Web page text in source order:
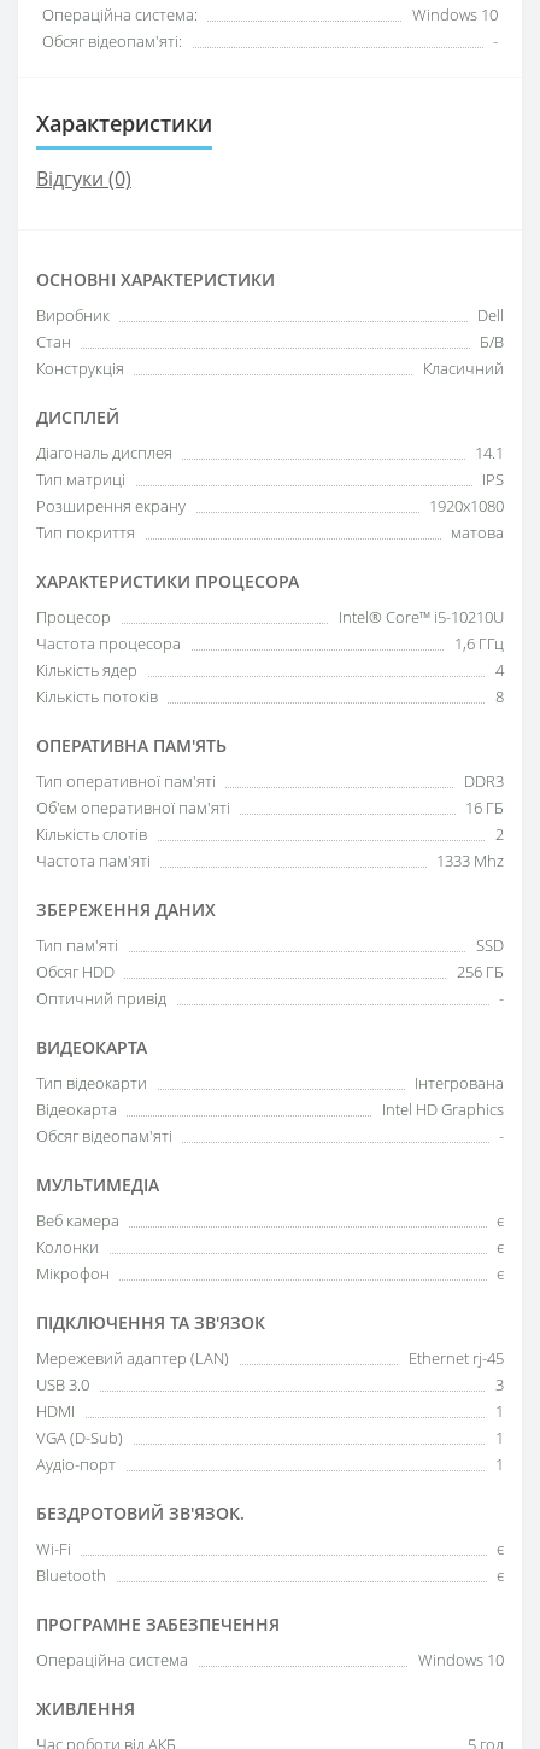
Операційна система:
Windows 10
Обсяг відеопам'яті:
-
Характеристики
Відгуки (0)
ОСНОВНІ ХАРАКТЕРИСТИКИ
Виробник
Dell
Стан
Б/В
Конструкція
Класичний
ДИСПЛЕЙ
Діагональ дисплея
14.1
Тип матриці
IPS
Розширення екрану
1920x1080
Тип покриття
матова
ХАРАКТЕРИСТИКИ ПРОЦЕСОРА
Процесор
Intel® Core™ i5-10210U
Частота процесора
1,6 ГГц
Кількість ядер
4
Кількість потоків
8
ОПЕРАТИВНА ПАМ'ЯТЬ
Тип оперативної пам'яті
DDR3
Об'єм оперативної пам'яті
16 ГБ
Кількість слотів
2
Частота пам'яті
1333 Mhz
ЗБЕРЕЖЕННЯ ДАНИХ
Тип пам'яті
SSD
Обсяг HDD
256 ГБ
Оптичний привід
-
ВИДЕОКАРТА
Тип відеокарти
Інтегрована
Відеокарта
Intel HD Graphics
Обсяг відеопам'яті
-
МУЛЬТИМЕДІА
Веб камера
є
Колонки
є
Мікрофон
є
ПІДКЛЮЧЕННЯ ТА ЗВ'ЯЗОК
Мережевий адаптер (LAN)
Ethernet rj-45
USB 3.0
3
HDMI
1
VGA (D-Sub)
1
Аудіо-порт
1
БЕЗДРОТОВИЙ ЗВ'ЯЗОК.
Wi-Fi
є
Bluetooth
є
ПРОГРАМНЕ ЗАБЕЗПЕЧЕННЯ
Операційна система Windows 10
ЖИВЛЕННЯ
Час роботи від АКБ 5 год